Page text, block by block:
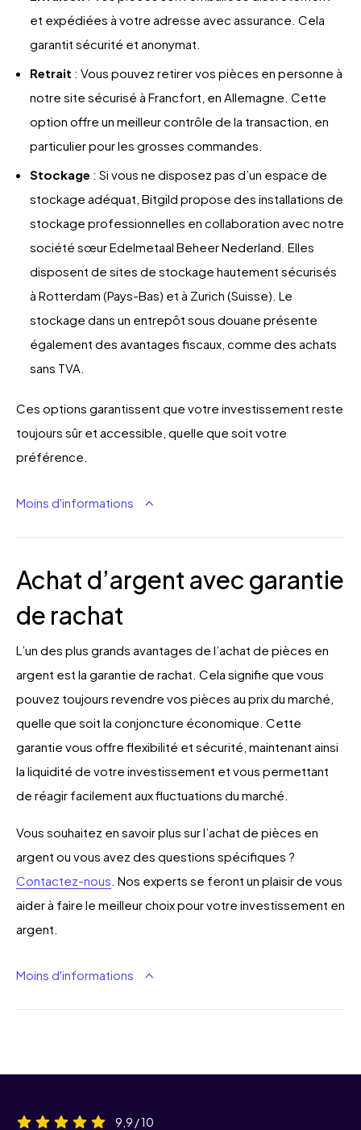
et expédiées à votre adresse avec assurance. Cela
garantit sécurité et anonymat.
Retrait : Vous pouvez retirer vos pièces en personne à
notre site sécurisé à Francfort, en Allemagne. Cette
option offre un meilleur contrôle de la transaction, en
particulier pour les grosses commandes.
Stockage : Si vous ne disposez pas d’un espace de
stockage adéquat, Bitgild propose des installations de
stockage professionnelles en collaboration avec notre
société sœur Edelmetaal Beheer Nederland. Elles
disposent de sites de stockage hautement sécurisés
à Rotterdam (Pays-Bas) et à Zurich (Suisse). Le
stockage dans un entrepôt sous douane présente
également des avantages fiscaux, comme des achats
sans TVA.
Ces options garantissent que votre investissement reste
toujours sûr et accessible, quelle que soit votre
préférence.
Moins d'informations
Achat d’argent avec garantie
de rachat
L’un des plus grands avantages de l’achat de pièces en
argent est la garantie de rachat. Cela signifie que vous
pouvez toujours revendre vos pièces au prix du marché,
quelle que soit la conjoncture économique. Cette
garantie vous offre flexibilité et sécurité, maintenant ainsi
la liquidité de votre investissement et vous permettant
de réagir facilement aux fluctuations du marché.
Vous souhaitez en savoir plus sur l’achat de pièces en
argent ou vous avez des questions spécifiques ?
Contactez-nous. Nos experts se feront un plaisir de vous
aider à faire le meilleur choix pour votre investissement en
argent.
Moins d'informations
9,9 / 10